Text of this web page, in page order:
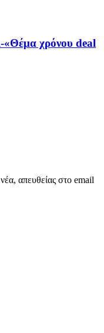
«Θέμα χρόνου deal
απευθείας στο email